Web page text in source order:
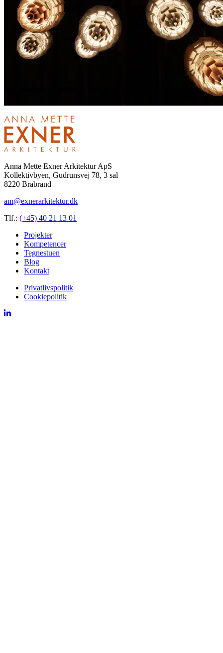
Anna Mette Exner Arkitektur ApS
Kollektivbyen, Gudrunsvej 78, 3 sal
8220 Brabrand
am@exnerarkitektur.dk
Tlf.: (+45) 40 21 13 01
Projekter
Kompetencer
Tegnestuen
Blog
Kontakt
Privatlivspolitik
Cookiepolitik